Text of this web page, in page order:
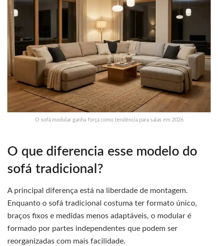
O sofá modular ganha força como tendência para salas em 2026
O que diferencia esse modelo do
sofá tradicional?
A principal diferença está na liberdade de montagem.
Enquanto o sofá tradicional costuma ter formato único,
braços fixos e medidas menos adaptáveis, o modular é
formado por partes independentes que podem ser
reorganizadas com mais facilidade.